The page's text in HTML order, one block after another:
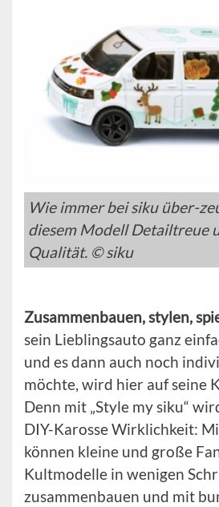
Wie immer bei siku über-
diesem Modell Detailtreue
Qualität. © siku
Zusammenbauen, stylen,
sein Lieblingsauto ganz
und es dann auch noch
möchte, wird hier auf seine
Denn mit „Style my siku“
DIY-Karosse Wirklichkeit:
können kleine und große
Kultmodelle in wenigen
zusammenbauen und mit